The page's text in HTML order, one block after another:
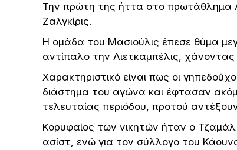
Την πρώτη της ήττα στο πρωτάθλημα
Ζαλγκίρις.
Η ομάδα του Μασιούλις έπεσε θύμα
αντίπαλο την Λιετκαμπέλις,
Χαρακτηριστικό είναι πως οι
διάστημα του αγώνα και έφτασαν
τελευταίας περιόδου, προτού
Κορυφαίος των νικητών ήταν ο Τζαμάλ
ασίστ, ενώ για τον σύλλογο του